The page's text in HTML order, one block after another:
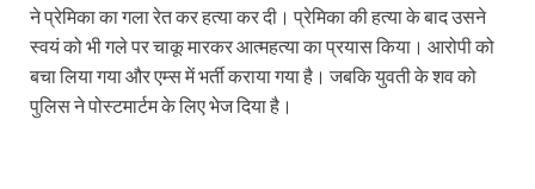
ने प्रेमिका का गला रेत कर हत्या कर दी। प्रेमिका की हत्या के बाद उसने
स्वयं को भी गले पर चाकू मारकर आत्महत्या का प्रयास किया। आरोपी को
बचा लिया गया और एम्स में भर्ती कराया गया है। जबकि युवती के शव को
पुलिस ने पोस्टमार्टम के लिए भेज दिया है।